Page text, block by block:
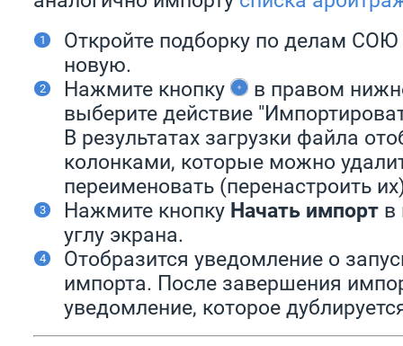
Откройте подборку по делам СОЮ
новую.
Нажмите кнопку
в правом
выберите действие
В результатах загрузки файла
колонками, которые можно
переименовать (перенастроить
Нажмите кнопку Начать импорт в
углу экрана.
Отобразится уведомление о
импорта. После завершения
уведомление, которое